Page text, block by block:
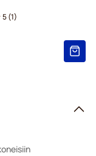
5(1)